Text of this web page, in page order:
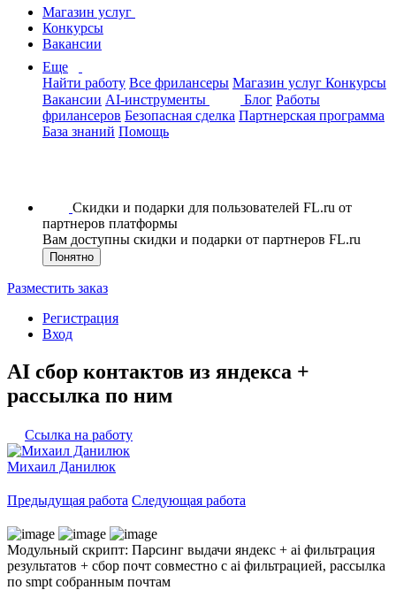
Магазин услуг
Конкурсы
Вакансии
Еще
Найти работу Все фрилансеры Магазин услуг Конкурсы
Вакансии AI-инструменты Блог Работы
фрилансеров Безопасная сделка Партнерская программа
База знаний Помощь
Скидки и подарки для пользователей FL.ru от
партнеров платформы
Вам доступны скидки и подарки от партнеров FL.ru
Понятно
Разместить заказ
Регистрация
Вход
AI сбор контактов из яндекса +
рассылка по ним
Ссылка на работу
Михаил Данилюк
Предыдущая работа Следующая работа
Модульный скрипт: Парсинг выдачи яндекс + ai фильтрация
результатов + сбор почт совместно с ai фильтрацией, рассылка
по smpt собранным почтам